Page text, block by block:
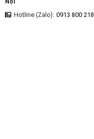
Hotline (Zalo): 0913 800 218